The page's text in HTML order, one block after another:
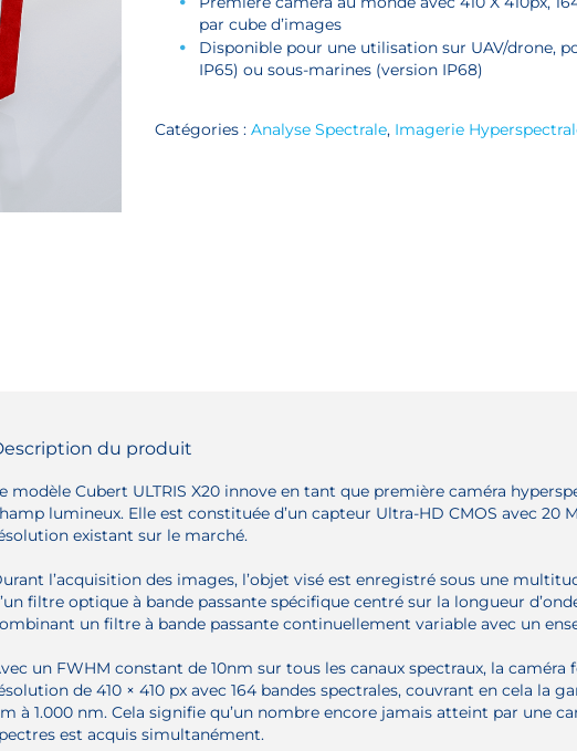
par cube d’images
Disponible pour une utilisation sur UAV/drone,
IP65) ou sous-marines (version IP68)
Catégories : Analyse Spectrale, Imagerie
du produit
modèle Cubert ULTRIS X20 innove en tant que première caméra
lumineux. Elle est constituée d’un capteur Ultra-HD CMOS avec 20
existant sur le marché.
l’acquisition des images, l’objet visé est enregistré sous une
filtre optique à bande passante spécifique centré sur la longueur
un filtre à bande passante continuellement variable avec un
un FWHM constant de 10nm sur tous les canaux spectraux, la
de 410 × 410 px avec 164 bandes spectrales, couvrant en cela la
à 1.000 nm. Cela signifie qu’un nombre encore jamais atteint par une
est acquis simultanément.